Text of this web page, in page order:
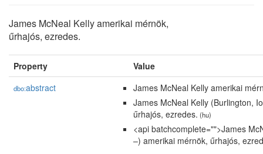
James McNeal Kelly amerikai mérnök,
űrhajós, ezredes.
Property Value
dbo:abstract
James McNeal Kelly amerikai
James McNeal Kelly (Burlington,
űrhajós, ezredes. (hu)
<api batchcomplete="">James
–) amerikai mérnök, űrhajós,